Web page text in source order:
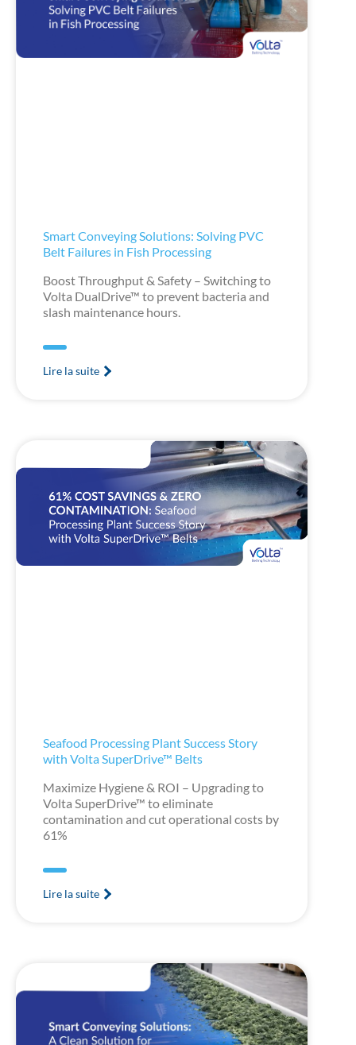
Smart Conveying Solutions: Solving PVC
Belt Failures in Fish Processing
Boost Throughput & Safety – Switching to
Volta DualDrive™ to prevent bacteria and
slash maintenance hours.
Lire la suite
Seafood Processing Plant Success Story
with Volta SuperDrive™ Belts
Maximize Hygiene & ROI – Upgrading to
Volta SuperDrive™ to eliminate
contamination and cut operational costs by
61%
Lire la suite